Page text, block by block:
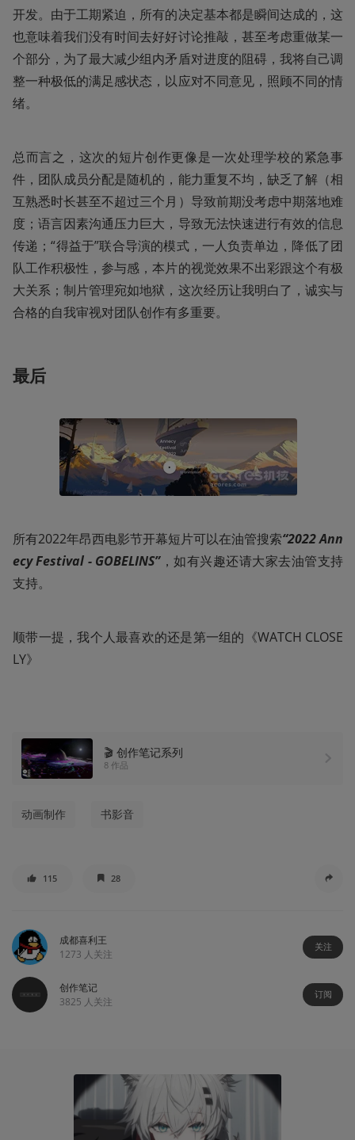
开发。由于工期紧迫，所有的决定基本都是瞬间达成的，这
也意味着我们没有时间去好好讨论推敲，甚至考虑重做某一
个部分，为了最大减少组内矛盾对进度的阻碍，我将自己调
整一种极低的满足感状态，以应对不同意见，照顾不同的情
绪。
总而言之，这次的短片创作更像是一次处理学校的紧急事
件，团队成员分配是随机的，能力重复不均，缺乏了解（相
互熟悉时长甚至不超过三个月）导致前期没考虑中期落地难
度；语言因素沟通压力巨大，导致无法快速进行有效的信息
传递；“得益于”联合导演的模式，一人负责单边，降低了团
队工作积极性，参与感，本片的视觉效果不出彩跟这个有极
大关系；制片管理宛如地狱，这次经历让我明白了，诚实与
合格的自我审视对团队创作有多重要。
最后
所有2022年昂西电影节开幕短片可以在油管搜索“2022 Ann
ecy Festival - GOBELINS”，如有兴趣还请大家去油管支持
支持。
顺带一提，我个人最喜欢的还是第一组的《WATCH CLOSE
LY》
🎬 创作笔记系列
8 作品
动画制作 书影音
115 28
成都喜利王
1273 人关注
关注
创作笔记
3825 人关注
订阅